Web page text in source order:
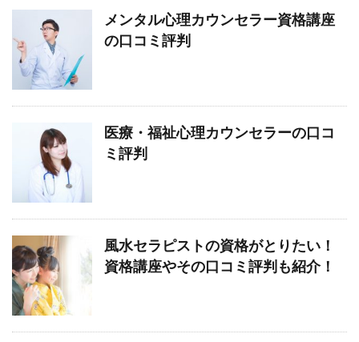
メンタル心理カウンセラー資格講座
の口コミ評判
医療・福祉心理カウンセラーの口コ
ミ評判
風水セラピストの資格がとりたい！
資格講座やその口コミ評判も紹介！